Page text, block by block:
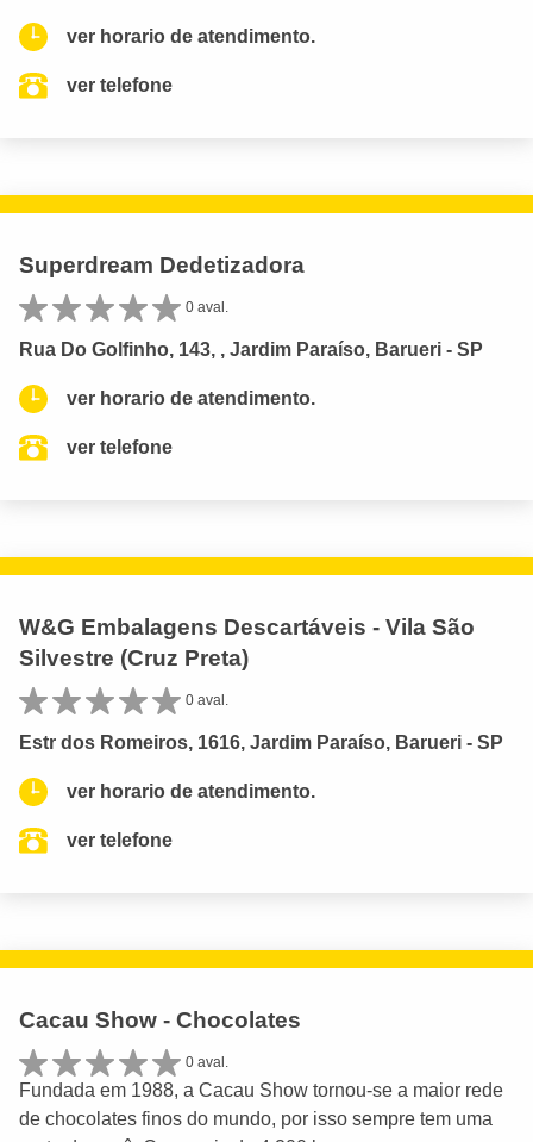
ver horario de atendimento.
ver telefone
Superdream Dedetizadora
0 aval.
Rua Do Golfinho, 143, , Jardim Paraíso, Barueri - SP
ver horario de atendimento.
ver telefone
W&G Embalagens Descartáveis - Vila São
Silvestre (Cruz Preta)
0 aval.
Estr dos Romeiros, 1616, Jardim Paraíso, Barueri - SP
ver horario de atendimento.
ver telefone
Cacau Show - Chocolates
0 aval.
Fundada em 1988, a Cacau Show tornou-se a maior rede
de chocolates finos do mundo, por isso sempre tem uma